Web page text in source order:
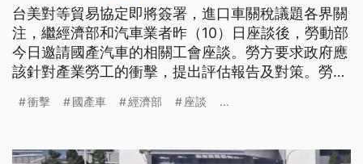
台美對等貿易協定即將簽署，進口車關稅議題各界關
注，繼經濟部和汽車業者昨（10）日座談後，勞動部
今日邀請國產汽車的相關工會座談。勞方要求政府應
該針對產業勞工的衝擊，提出評估報告及對策。勞動
的社會對話，一起提升產業的競爭力。
衝擊 國產車 經濟部 座談 ...